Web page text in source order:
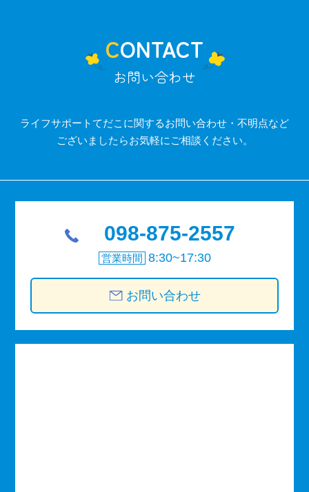
CONTACT
お問い合わせ
ライフサポートてだこに関するお問い合わせ・不明点など
ございましたらお気軽にご相談ください。
098-875-2557
営業時間 8:30~17:30
お問い合わせ